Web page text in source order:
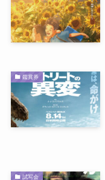
鑑賞券
試写会